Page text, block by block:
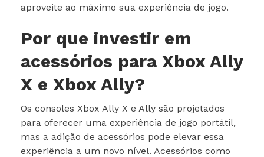
aproveite ao máximo sua experiência de jogo.
Por que investir em
acessórios para Xbox Ally
X e Xbox Ally?
Os consoles Xbox Ally X e Ally são projetados
para oferecer uma experiência de jogo portátil,
mas a adição de acessórios pode elevar essa
experiência a um novo nível. Acessórios como